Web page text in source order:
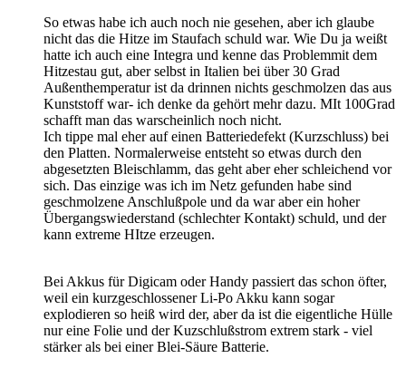
So etwas habe ich auch noch nie gesehen, aber ich glaube
nicht das die Hitze im Staufach schuld war. Wie Du ja weißt
hatte ich auch eine Integra und kenne das Problemmit dem
Hitzestau gut, aber selbst in Italien bei über 30 Grad
Außenthemperatur ist da drinnen nichts geschmolzen das aus
Kunststoff war- ich denke da gehört mehr dazu. MIt 100Grad
schafft man das warscheinlich noch nicht.
Ich tippe mal eher auf einen Batteriedefekt (Kurzschluss) bei
den Platten. Normalerweise entsteht so etwas durch den
abgesetzten Bleischlamm, das geht aber eher schleichend vor
sich. Das einzige was ich im Netz gefunden habe sind
geschmolzene Anschlußpole und da war aber ein hoher
Übergangswiederstand (schlechter Kontakt) schuld, und der
kann extreme HItze erzeugen.
Bei Akkus für Digicam oder Handy passiert das schon öfter,
weil ein kurzgeschlossener Li-Po Akku kann sogar
explodieren so heiß wird der, aber da ist die eigentliche Hülle
nur eine Folie und der Kuzschlußstrom extrem stark - viel
stärker als bei einer Blei-Säure Batterie.